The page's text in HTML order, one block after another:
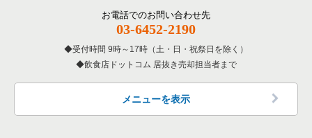
お電話でのお問い合わせ先
03-6452-2190
受付時間 9時～17時（土・日・祝祭日を除く）
飲食店ドットコム 居抜き売却担当者まで
メニューを表示